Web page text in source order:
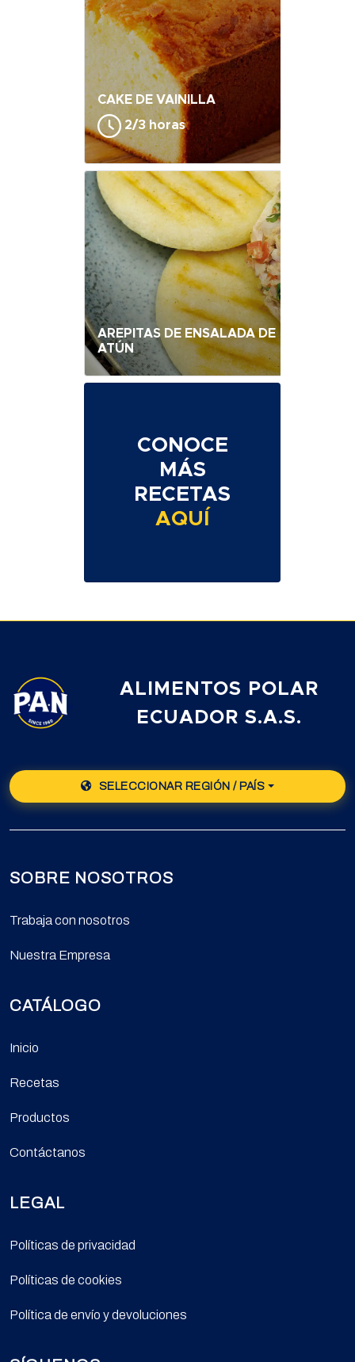
CAKE DE VAINILLA
2/3 horas
AREPITAS DE ENSALADA DE
ATÚN
CONOCE
MÁS
RECETAS
AQUÍ
ALIMENTOS POLAR
ECUADOR S.A.S.
SELECCIONAR REGIÓN / PAÍS
SOBRE NOSOTROS
Trabaja con nosotros
Nuestra Empresa
CATÁLOGO
Inicio
Recetas
Productos
Contáctanos
LEGAL
Políticas de privacidad
Políticas de cookies
Política de envío y devoluciones